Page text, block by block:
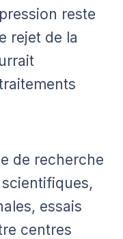
reste
rejet de la
de recherche
essais
centres